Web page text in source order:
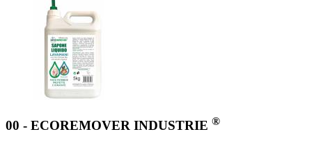
00 - ECOREMOVER INDUSTRIE ®